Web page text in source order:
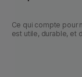
Ce qui compte pour
est utile, durable, et